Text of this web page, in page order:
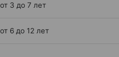
от 3 до 7 лет
от 6 до 12 лет